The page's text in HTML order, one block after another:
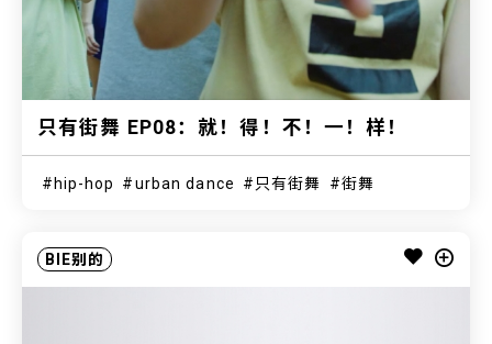
只有街舞 EP08：就！得！不！一！样！
hip-hop urban dance 只有街舞 街舞
BIE别的